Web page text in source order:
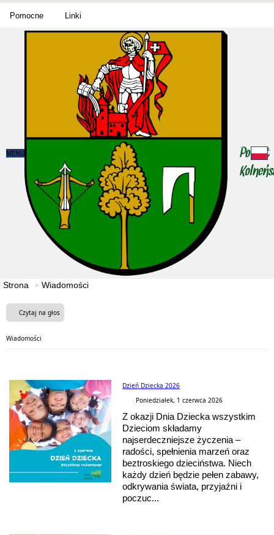
Pomocne Linki
MENU
Strona Wiadomości
Czytaj na głos
Wiadomości
Dzień Dziecka 2026
Poniedziałek, 1 czerwca 2026
Z okazji Dnia Dziecka wszystkim
Dzieciom składamy
najserdeczniejsze życzenia –
radości, spełnienia marzeń oraz
beztroskiego dzieciństwa. Niech
każdy dzień będzie pełen zabawy,
odkrywania świata, przyjaźni i
poczuc...